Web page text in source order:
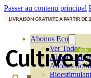
Passer au contenu principal
LIVRAISON GRATUITE À PARTIR DE
Abonos Eco
Ver Todos
Abonos
Abonos